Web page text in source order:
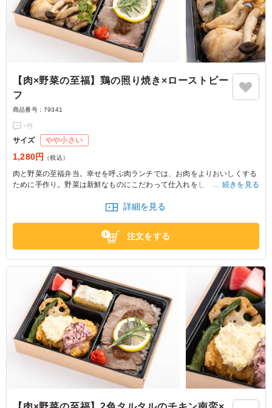
【肉×野菜の至福】鶏の照り焼き×ローストビー
フ
商品番号： 79341
-件
サイズ やや小さい
1,280円 （税込）
肉と野菜の至福弁当。幸せを呼ぶ肉ランチでは、お肉をよりおいしくする
ために手作り。野菜は新鮮なものにこだわって仕入れをしています。ロケ
※ご飯の種類を下記プルダウンよりお選びください。
続きを見る
詳細を見る
注文をする